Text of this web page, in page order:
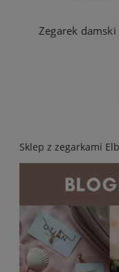
Sklep z zegarkami